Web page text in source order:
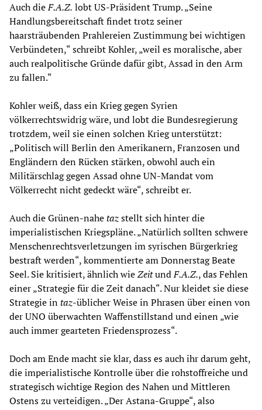
Auch dieF.A.Z. lobt US-Präsident Trump. „Seine
Handlungsbereitschaft findet trotz seiner
haarsträubenden Prahlereien Zustimmung bei wichtigen
Verbündeten,“ schreibt Kohler, „weil es moralische, aber
auch realpolitische Gründe dafür gibt, Assad in den Arm
zu fallen.“
Kohler weiß, dass ein Krieg gegen Syrien
völkerrechtswidrig wäre, und lobt die Bundesregierung
trotzdem, weil sie einen solchen Krieg unterstützt:
„Politisch will Berlin den Amerikanern, Franzosen und
Engländern den Rücken stärken, obwohl auch ein
Militärschlag gegen Assad ohne UN-Mandat vom
Völkerrecht nicht gedeckt wäre“, schreibt er.
Auch die Grünen-nahetazstellt sich hinter die
imperialistischen Kriegspläne. „Natürlich sollten schwere
Menschenrechtsverletzungen im syrischen Bürgerkrieg
bestraft werden“, kommentierte am Donnerstag Beate
Seel. Sie kritisiert, ähnlich wieZeitundF.A.Z., das Fehlen
einer „Strategie für die Zeit danach“. Nur kleidet sie diese
Strategie intaz-üblicher Weise in Phrasen über einen von
der UNO überwachten Waffenstillstand und einen „wie
auch immer gearteten Friedensprozess“.
Doch am Ende macht sie klar, dass es auch ihr darum geht,
die imperialistische Kontrolle über die rohstoffreiche und
strategisch wichtige Region des Nahen und Mittleren
Ostens zu verteidigen. „Der Astana-Gruppe“, also